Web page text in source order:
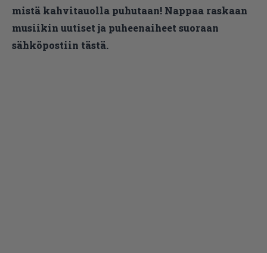
mistä kahvitauolla puhutaan! Nappaa raskaan
musiikin uutiset ja puheenaiheet suoraan
sähköpostiin tästä.